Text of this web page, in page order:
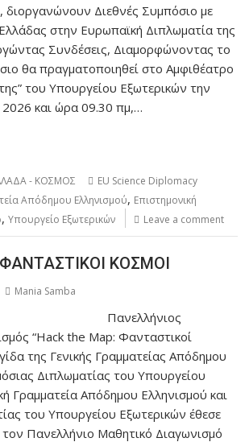
διοργανώνουν Διεθνές Συμπόσιο με
στην Ευρωπαϊκή Διπλωματία της
Συνδέσεις, Διαμορφώνοντας το
θα πραγματοποιηθεί στο Αμφιθέατρο
του Υπουργείου Εξωτερικών την
2026 και ώρα 09.30 πμ,…
- ΚΟΣΜΟΣ
EU Science Diplomacy
Απόδημου Ελληνισμού, Επιστημονική
,Υπουργείο Εξωτερικών Leave a comment
ΚΟΣΜΟΙ
Mania Samba
Πανελλήνιος
“Hack the Map: Φανταστικοί
της Γενικής Γραμματείας Απόδημου
Διπλωματίας του Υπουργείου
Γραμματεία Απόδημου Ελληνισμού και
του Υπουργείου Εξωτερικών έθεσε
Πανελλήνιο Μαθητικό Διαγωνισμό